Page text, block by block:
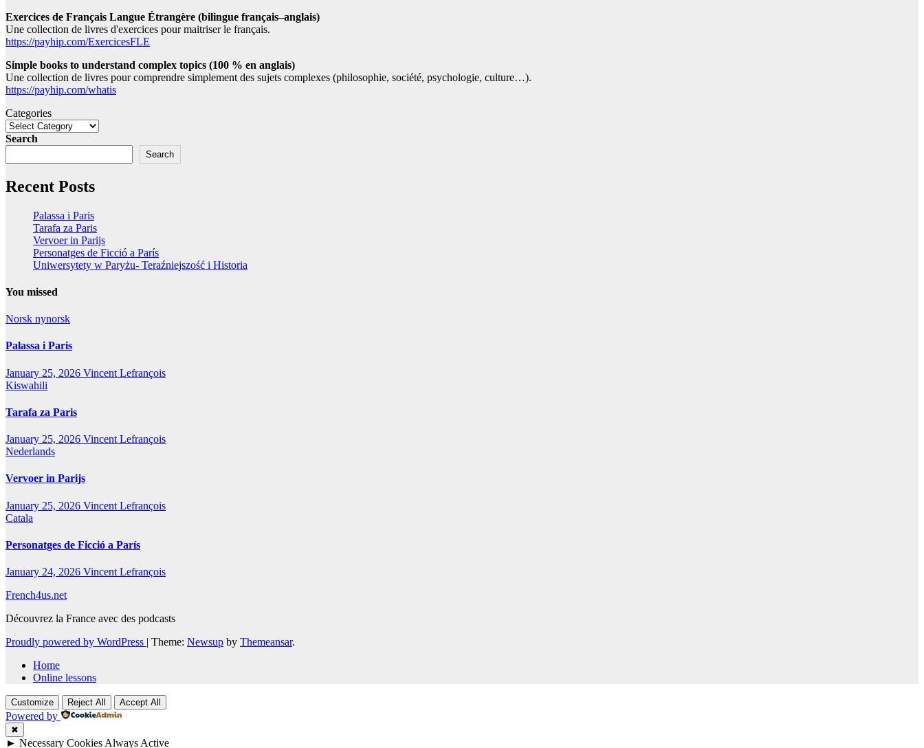
Exercices de Français Langue Étrangère (bilingue français–anglais)
Une collection de livres d'exercices pour maitriser le français.
https://payhip.com/ExercicesFLE
Simple books to understand complex topics (100 % en anglais)
Une collection de livres pour comprendre simplement des sujets complexes (philosophie, société, psychologie, culture…).
https://payhip.com/whatis
Categories
Search
Search
Recent Posts
Palassa i Paris
Tarafa za Paris
Vervoer in Parijs
Personatges de Ficció a París
Uniwersytety w Paryżu- Teraźniejszość i Historia
You missed
Norsk nynorsk
Palassa i Paris
January 25, 2026 Vincent Lefrançois
Kiswahili
Tarafa za Paris
January 25, 2026 Vincent Lefrançois
Nederlands
Vervoer in Parijs
January 25, 2026 Vincent Lefrançois
Catala
Personatges de Ficció a París
January 24, 2026 Vincent Lefrançois
French4us.net
Découvrez la France avec des podcasts
Proudly powered by WordPress | Theme: Newsup by Themeansar.
Home
Online lessons
Customize Reject All Accept All
Powered by
✖
► Necessary Cookies Always Active